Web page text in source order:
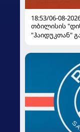
18:53/06-08-
თბილისის
"ჰაიდუკთან"